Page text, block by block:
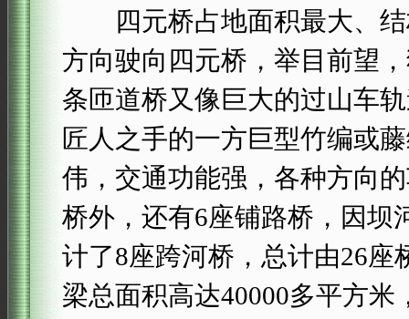
四元桥占地面积最大、结
方向驶向四元桥，举目前望
条匝道桥又像巨大的过山车
匠人之手的一方巨型竹编或
伟，交通功能强，各种方向
桥外，还有6座铺路桥，因坝
计了8座跨河桥，总计由26座
梁总面积高达40000多平方